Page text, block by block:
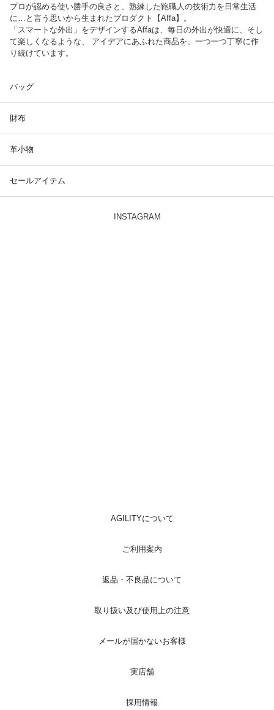
プロが認める使い勝手の良さと、熟練した鞄職人の技術力を日常生活
に…と言う思いから生まれたプロダクト【Affa】。
「スマートな外出」をデザインするAffaは、毎日の外出が快適に、そし
て楽しくなるような、 アイデアにあふれた商品を、一つ一つ丁寧に作
り続けています。
バッグ
財布
革小物
セールアイテム
INSTAGRAM
AGILITYについて
ご利用案内
返品・不良品について
取り扱い及び使用上の注意
メールが届かないお客様
実店舗
採用情報